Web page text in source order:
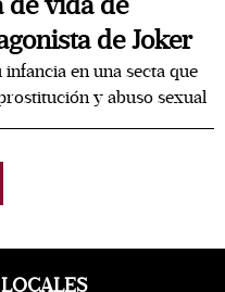
de Joker
en una secta que
y abuso sexual
LOCALES